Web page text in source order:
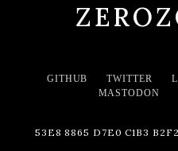
GITHUB TWITTER
MASTODON
53E8 8865 D7E0 C1B3